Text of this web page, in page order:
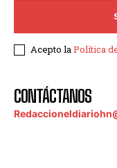
Acepto laPolítica
CONTÁCTANOS